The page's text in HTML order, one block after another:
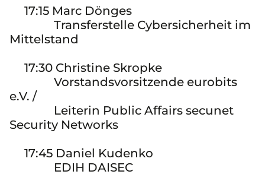
17:15 Marc Dönges
Transferstelle Cybersicherheit im
Mittelstand
17:30 Christine Skropke
Vorstandsvorsitzende eurobits
e.V. /
Leiterin Public Affairs secunet
Security Networks
17:45 Daniel Kudenko
EDIH DAISEC